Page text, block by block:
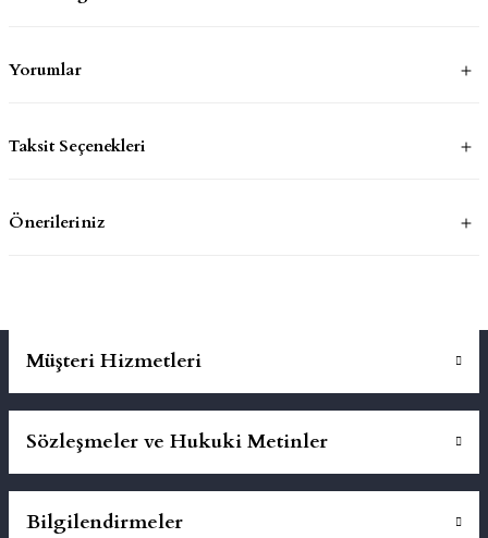
Yorumlar
Taksit Seçenekleri
Önerileriniz
Müşteri Hizmetleri
Sözleşmeler ve Hukuki Metinler
Bilgilendirmeler